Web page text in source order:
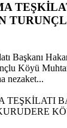
Başkanı
Köyü
nezaket...